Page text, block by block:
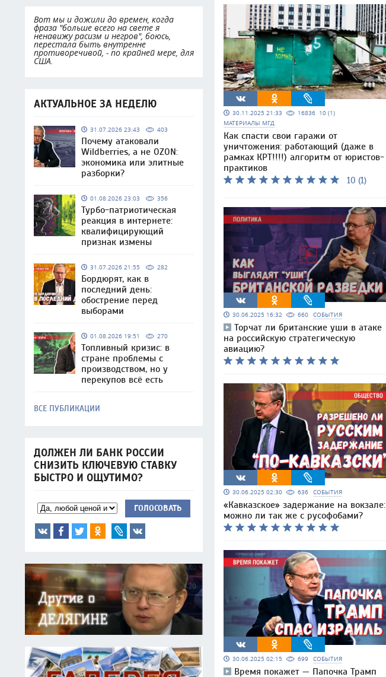
Вот мы и дожили до времен, когда
фраза "больше всего на свете я
ненавижу расизм и негров", боюсь,
перестала быть внутренне
противоречивой, - по крайней мере, для
США.
АКТУАЛЬНОЕ ЗА НЕДЕЛЮ
31.07.2026 23:43 403
Почему атаковали
Wildberries, а не OZON:
экономика или элитные
разборки?
01.08.2026 23:03 356
Турбо-патриотическая
реакция в интернете:
квалифицирующий
признак измены
31.07.2026 21:55 282
Бордюрят, как в
последний день:
обострение перед
выборами
01.08.2026 19:51 270
Топливный кризис: в
стране проблемы с
производством, но у
перекупов всё есть
ВСЕ ПУБЛИКАЦИИ
ДОЛЖЕН ЛИ БАНК РОССИИ
СНИЗИТЬ КЛЮЧЕВУЮ СТАВКУ
БЫСТРО И ОЩУТИМО?
ГОЛОСОВАТЬ
30.11.2025 21:33 16836 10 (1)
МАТЕРИАЛЫ МГД
Как спасти свои гаражи от
уничтожения: работающий (даже в
рамках КРТ!!!!) алгоритм от юристов-
практиков
10 (1)
30.06.2025 16:32 660 СОБЫТИЯ
Торчат ли британские уши в атаке
на российскую стратегическую
авиацию?
30.06.2025 02:30 636 СОБЫТИЯ
«Кавказское» задержание на вокзале:
можно ли так же с русофобами?
30.06.2025 02:15 699 СОБЫТИЯ
Время покажет — Папочка Трамп